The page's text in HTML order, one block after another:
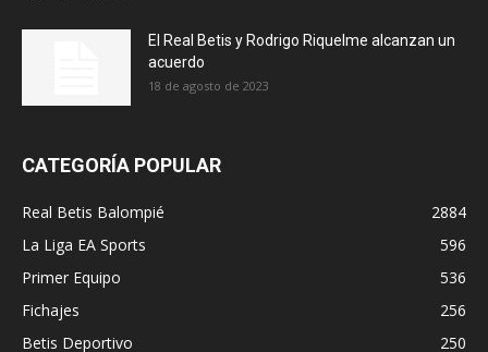
El Real Betis y Rodrigo Riquelme alcanzan un
acuerdo
18 de agosto de 2023
CATEGORÍA POPULAR
Real Betis Balompié
2884
La Liga EA Sports
596
Primer Equipo
536
Fichajes
256
Betis Deportivo
250